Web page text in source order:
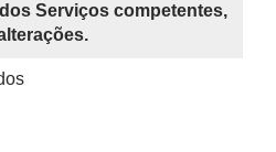
Serviços competentes,